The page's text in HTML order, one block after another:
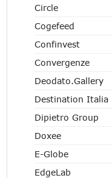
Circle
Cogefeed
Confinvest
Convergenze
Deodato.Gallery
Destination Italia
Dipietro Group
Doxee
E-Globe
EdgeLab